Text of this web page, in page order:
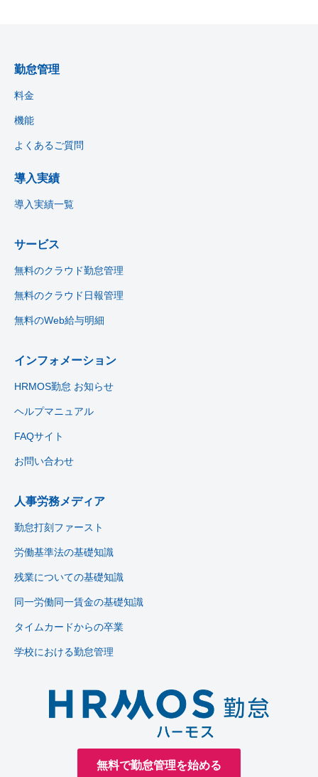
勤怠管理
料金
機能
よくあるご質問
導入実績
導入実績一覧
サービス
無料のクラウド勤怠管理
無料のクラウド日報管理
無料のWeb給与明細
インフォメーション
HRMOS勤怠 お知らせ
ヘルプマニュアル
FAQサイト
お問い合わせ
人事労務メディア
勤怠打刻ファースト
労働基準法の基礎知識
残業についての基礎知識
同一労働同一賃金の基礎知識
タイムカードからの卒業
学校における勤怠管理
無料で勤怠管理を始める